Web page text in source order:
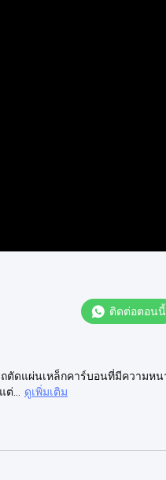
ติดต่อตอนนี้
ตัดแผ่นเหล็กคาร์บอนที่มีความห
...
ดูเพิ่มเติม